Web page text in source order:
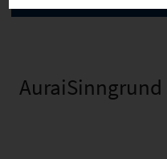
AuraiSinngrund